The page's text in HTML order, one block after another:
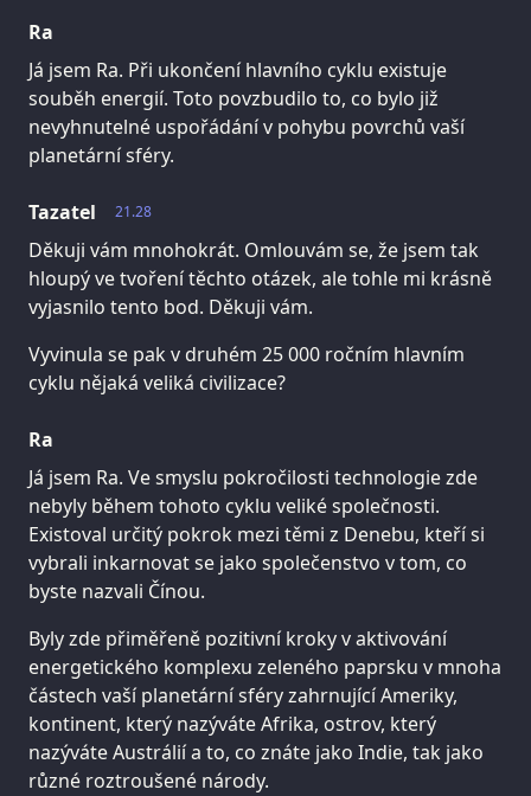
Ra
Já jsem Ra. Při ukončení hlavního cyklu existuje
souběh energií. Toto povzbudilo to, co bylo již
nevyhnutelné uspořádání v pohybu povrchů vaší
planetární sféry.
21.28
Tazatel
Děkuji vám mnohokrát. Omlouvám se, že jsem tak
hloupý ve tvoření těchto otázek, ale tohle mi krásně
vyjasnilo tento bod. Děkuji vám.
Vyvinula se pak v druhém 25 000 ročním hlavním
cyklu nějaká veliká civilizace?
Ra
Já jsem Ra. Ve smyslu pokročilosti technologie zde
nebyly během tohoto cyklu veliké společnosti.
Existoval určitý pokrok mezi těmi z Denebu, kteří si
vybrali inkarnovat se jako společenstvo v tom, co
byste nazvali Čínou.
Byly zde přiměřeně pozitivní kroky v aktivování
energetického komplexu zeleného paprsku v mnoha
částech vaší planetární sféry zahrnující Ameriky,
kontinent, který nazýváte Afrika, ostrov, který
nazýváte Austrálií a to, co znáte jako Indie, tak jako
různé roztroušené národy.